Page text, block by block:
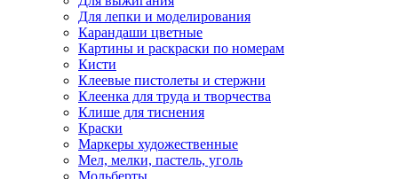
Для лепки и моделирования
Карандаши цветные
Картины и раскраски по номерам
Кисти
Клеевые пистолеты и стержни
Клеенка для труда и творчества
Клише для тиснения
Краски
Маркеры художественные
Мел, мелки, пастель, уголь
Мольберты